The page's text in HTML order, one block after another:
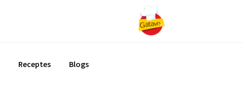
Receptes Blogs